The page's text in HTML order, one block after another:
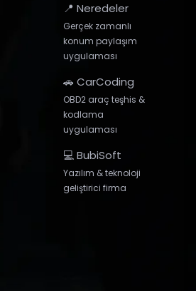
📍 Neredeler
Gerçek zamanlı
konum paylaşım
uygulaması
🚗 CarCoding
OBD2 araç teşhis &
kodlama
uygulaması
💻 BubiSoft
Yazılım & teknoloji
geliştirici firma